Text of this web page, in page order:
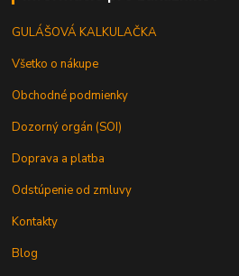
GULÁŠOVÁ KALKULAČKA
Všetko o nákupe
Obchodné podmienky
Dozorný orgán (SOI)
Doprava a platba
Odstúpenie od zmluvy
Kontakty
Blog